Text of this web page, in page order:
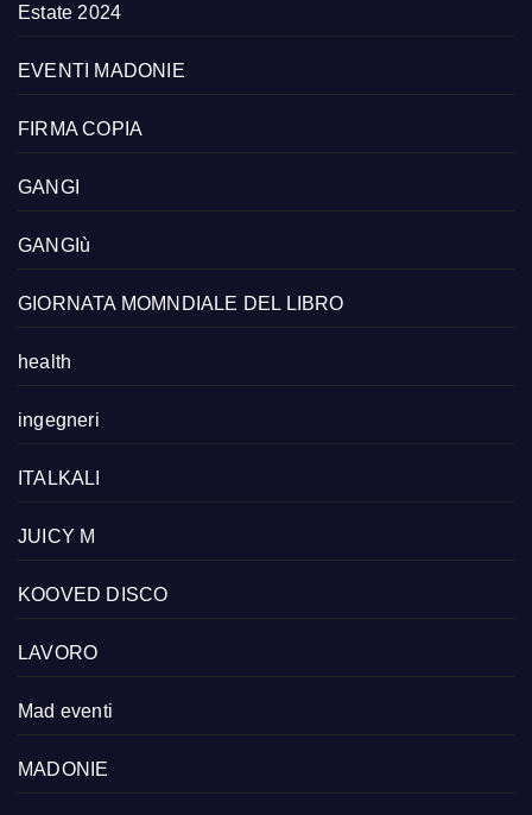
Estate 2024
EVENTI MADONIE
FIRMA COPIA
GANGI
GANGIù
GIORNATA MOMNDIALE DEL LIBRO
health
ingegneri
ITALKALI
JUICY M
KOOVED DISCO
LAVORO
Mad eventi
MADONIE